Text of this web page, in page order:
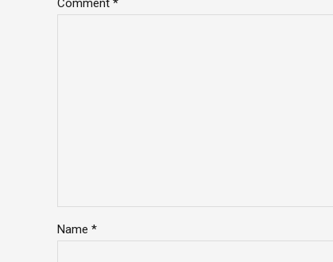
Comment *
Name *